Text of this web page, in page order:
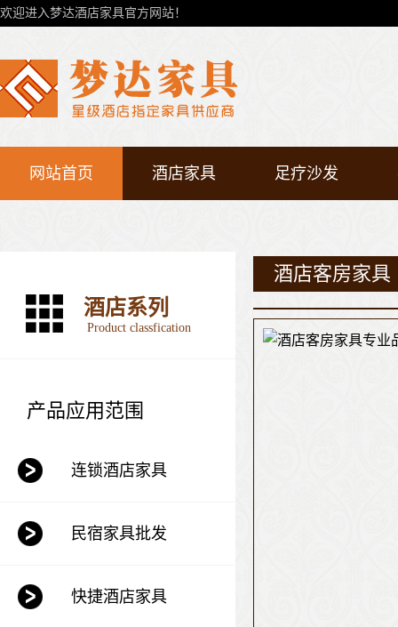
欢迎进入梦达酒店家具官方网站！
网站首页 酒店家具 足疗沙发
酒店系列
Product classfication
产品应用范围
连锁酒店家具
民宿家具批发
快捷酒店家具
酒店客房家具